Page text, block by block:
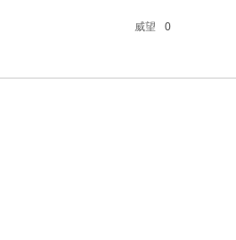
威望 0